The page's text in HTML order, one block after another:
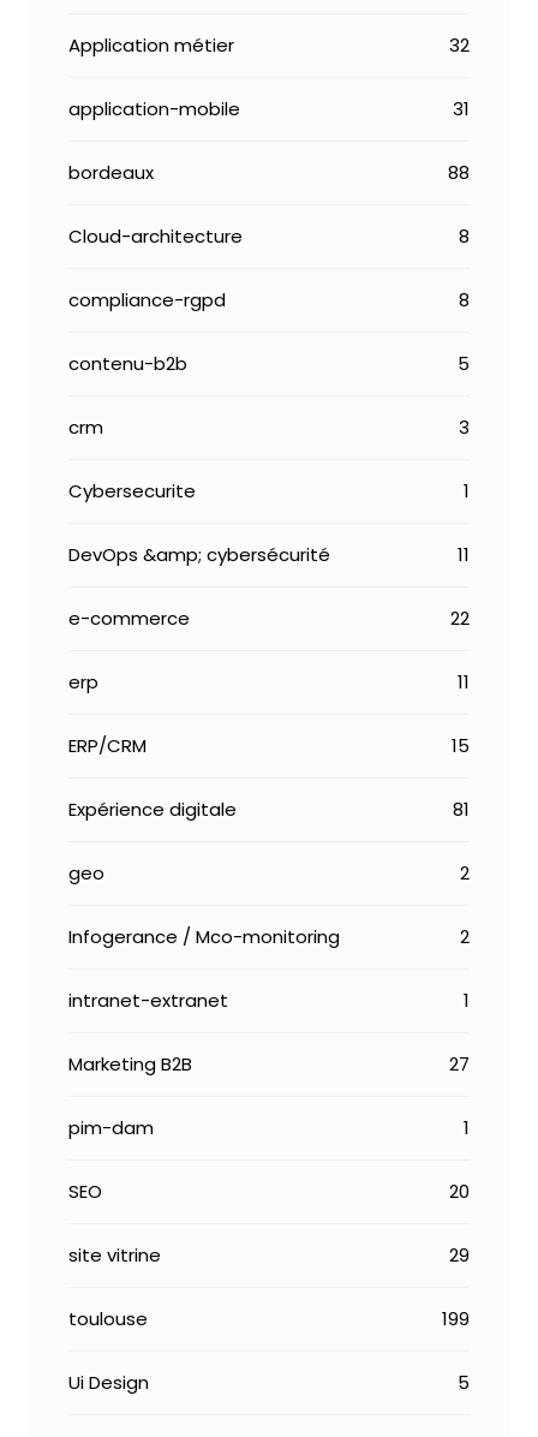
Application métier 32
application-mobile 31
bordeaux 88
Cloud-architecture 8
compliance-rgpd 8
contenu-b2b 5
crm 3
Cybersecurite 1
DevOps &amp; cybersécurité 11
e-commerce 22
erp 11
ERP/CRM 15
Expérience digitale 81
geo 2
Infogerance / Mco-monitoring 2
intranet-extranet 1
Marketing B2B 27
pim-dam 1
SEO 20
site vitrine 29
toulouse 199
Ui Design 5